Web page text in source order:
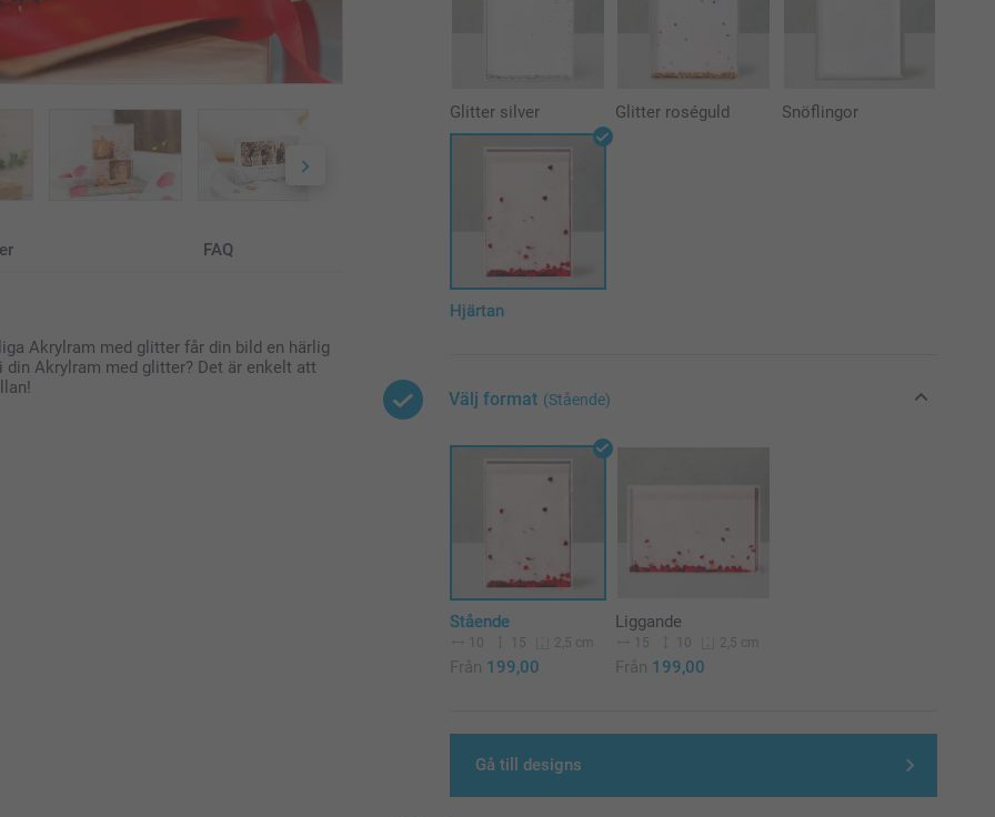
FAQ
Akrylram med glitter får din bild en härlig
Akrylram med glitter? Det är enkelt att
Glitter silver Glitter roséguld Snöflingor
Hjärtan
Välj format (Stående)
Stående
10 15 2,5 cm
Från 199,00
Liggande
15 10 2,5 cm
Från 199,00
Gå till designs